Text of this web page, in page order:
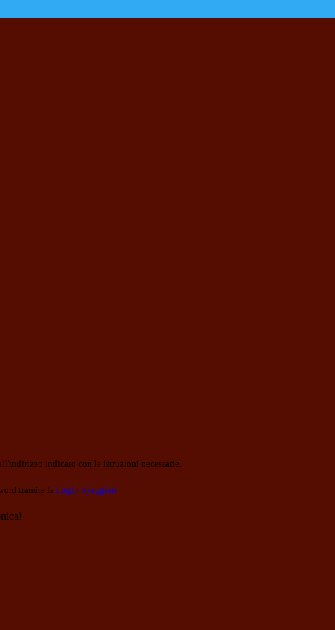
indicato con le istruzioni necessarie.
tramite la Login Spaggiari